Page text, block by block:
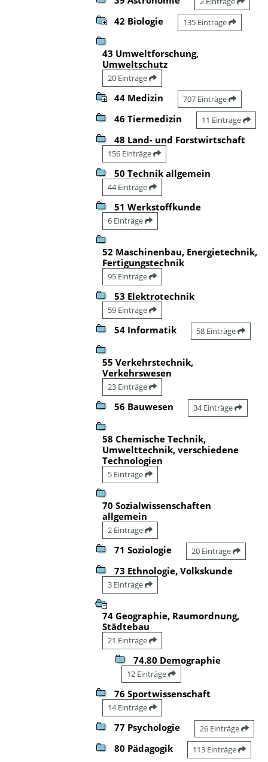
42 Biologie 135 Einträge
43 Umweltforschung,
Umweltschutz
20 Einträge
44 Medizin 707 Einträge
46 Tiermedizin 11 Einträge
48 Land- und Forstwirtschaft
156 Einträge
50 Technik allgemein
44 Einträge
51 Werkstoffkunde
6 Einträge
52 Maschinenbau, Energietechnik,
Fertigungstechnik
95 Einträge
53 Elektrotechnik
59 Einträge
54 Informatik 58 Einträge
55 Verkehrstechnik,
Verkehrswesen
23 Einträge
56 Bauwesen 34 Einträge
58 Chemische Technik,
Umwelttechnik, verschiedene
Technologien
5 Einträge
70 Sozialwissenschaften
allgemein
2 Einträge
71 Soziologie 20 Einträge
73 Ethnologie, Volkskunde
3 Einträge
74 Geographie, Raumordnung,
Städtebau
21 Einträge
74.80 Demographie
12 Einträge
76 Sportwissenschaft
14 Einträge
77 Psychologie 26 Einträge
80 Pädagogik 113 Einträge